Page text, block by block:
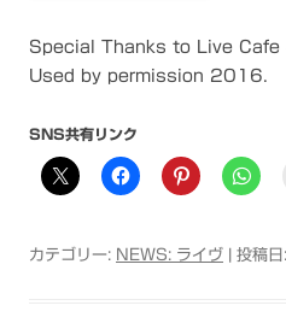
Special Thanks to Live Cafe
Used by permission 2016.
SNS共有リンク
カテゴリー: NEWS: ライヴ | 投稿日: